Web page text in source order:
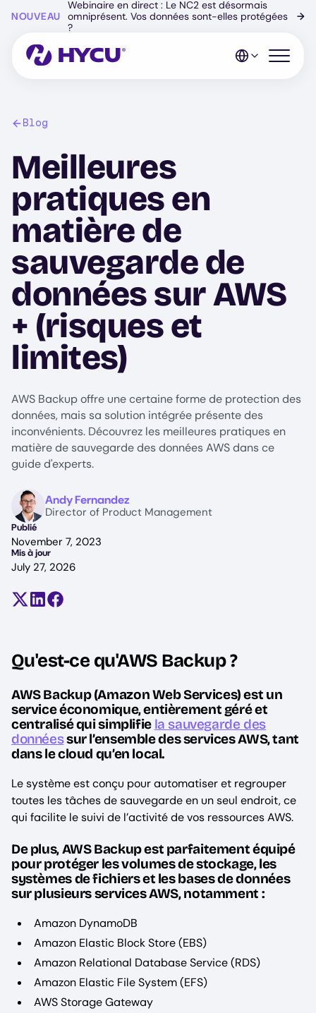
content
NOUVEAU
Webinaire en direct : Le NC2 est désormais
omniprésent. Vos données sont-elles protégées
?
→
Open
Blog
Meilleures
pratiques en
matière de
sauvegarde de
données sur AWS
+ (risques et
limites)
AWS Backup offre une certaine forme de protection des
données, mais sa solution intégrée présente des
inconvénients. Découvrez les meilleures pratiques en
matière de sauvegarde des données AWS dans ce
guide d'experts.
Image Andy Fernandez
Director of Product Management
Publié
November 7, 2023
Mis à jour
July 27, 2026
Partager sur X (anciennement Twitter)
Partager sur LinkedIn
Partager sur Facebook
Qu'est-ce qu'AWS Backup ?
AWS Backup (Amazon Web Services) est un
service économique, entièrement géré et
centralisé qui simplifie la sauvegarde des
donnéessur l’ensemble des services AWS, tant
dans le cloud qu’en local.
Le système est conçu pour automatiser et regrouper
toutes les tâches de sauvegarde en un seul endroit, ce
qui facilite le suivi de l’activité de vos ressources AWS.
De plus, AWS Backup est parfaitement équipé
pour protéger les volumes de stockage, les
systèmes de fichiers et les bases de données
sur plusieurs services AWS, notamment :
Amazon DynamoDB
Amazon Elastic Block Store (EBS)
Amazon Relational Database Service (RDS)
Amazon Elastic File System (EFS)
AWS Storage Gateway